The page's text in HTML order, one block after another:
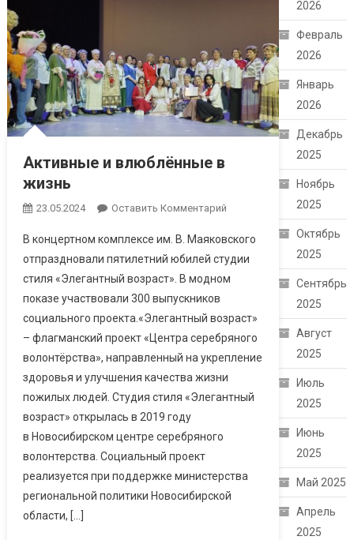
Активные и влюблённые в
жизнь
23.05.2024 Оставить Комментарий
В концертном комплексе им. В. Маяковского
отпраздновали пятилетний юбилей студии
стиля «Элегантный возраст». В модном
показе участвовали 300 выпускников
социального проекта.«Элегантный возраст»
– флагманский проект «Центра серебряного
волонтёрства», направленный на укрепление
здоровья и улучшения качества жизни
пожилых людей. Студия стиля «Элегантный
возраст» открылась в 2019 году
в Новосибирском центре серебряного
волонтерства. Социальный проект
реализуется при поддержке министерства
региональной политики Новосибирской
области, […]
2026
Февраль
2026
Январь
2026
Декабрь
2025
Ноябрь
2025
Октябрь
2025
Сентябрь
2025
Август
2025
Июль
2025
Июнь
2025
Май 2025
Апрель
2025